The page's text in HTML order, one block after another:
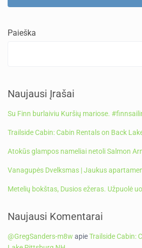
Paieška
Naujausi Įrašai
Su Finn burlaiviu Kuršių mariose.
Trailside Cabin: Cabin Rentals on Back
Atokūs glampos nameliai netoli Salmon
Vanagupės Dvelksmas | Jaukus
Metelių bokštas, Dusios ežeras. Užpuolė
Naujausi Komentarai
@GregSanders-m8w apieTrailside Cabin: